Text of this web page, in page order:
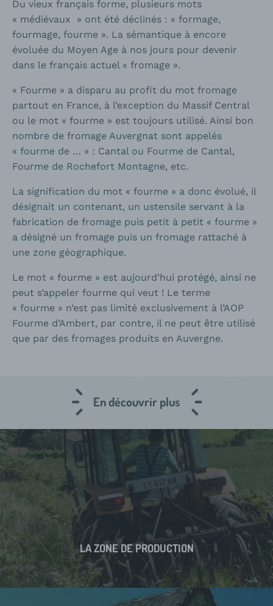
Du vieux français forme, plusieurs mots
« médiévaux » ont été déclinés : « formage,
fourmage, fourme ». La sémantique à encore
évoluée du Moyen Age à nos jours pour devenir
dans le français actuel « fromage ».
« Fourme » a disparu au profit du mot fromage
partout en France, à l’exception du Massif Central
ou le mot « fourme » est toujours utilisé. Ainsi bon
nombre de fromage Auvergnat sont appelés
« fourme de … » : Cantal ou Fourme de Cantal,
Fourme de Rochefort Montagne, etc.
La signification du mot « fourme » a donc évolué, il
désignait un contenant, un ustensile servant à la
fabrication de fromage puis petit à petit « fourme »
a désigné un fromage puis un fromage rattaché à
une zone géographique.
Le mot « fourme » est aujourd’hui protégé, ainsi ne
peut s’appeler fourme qui veut ! Le terme
« fourme » n’est pas limité exclusivement à l’AOP
Fourme d’Ambert, par contre, il ne peut être utilisé
que par des fromages produits en Auvergne.
En découvrir plus
LA ZONE DE PRODUCTION